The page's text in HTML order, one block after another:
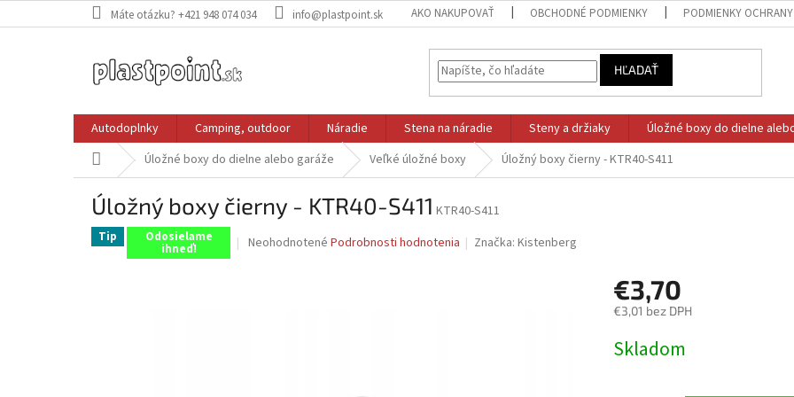
na
Máte otázku? +421 948 074 034 info@plastpoint.sk AKO NAKUPOVAŤ OBCHODNÉ PODMIENKY PODMIENKY OCHRANY
HĽADAŤ
Autodoplnky Camping, outdoor Náradie Stena na náradie Steny a držiaky Úložné boxy do dielne
DomovÚložné boxy do dielne alebo garáže Veľké úložné boxy Úložný boxy čierny - KTR40-S411
Úložný boxy čierny - KTR40-S411 KTR40-S411
Tip Odosielame
ihneď!
Priemerné
Neohodnotené Podrobnosti hodnotenia Značka:Kistenberg
€3,70
€3,01 bez DPH
cena:
Skladom